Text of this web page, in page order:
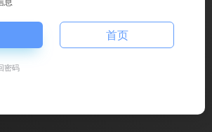
首页
密码